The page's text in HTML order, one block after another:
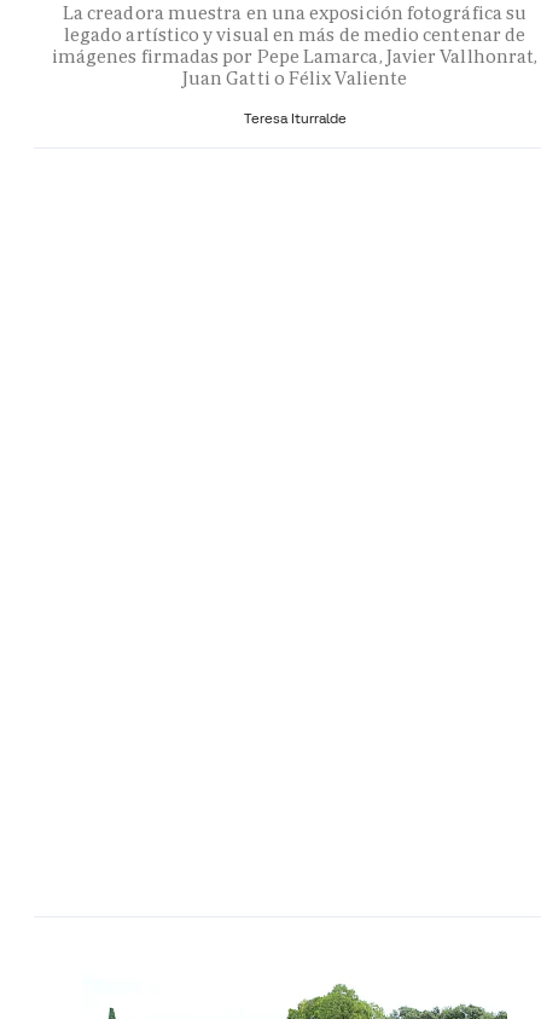
La creadora muestra en una exposición fotográfica su
legado artístico y visual en más de medio centenar de
imágenes firmadas por Pepe Lamarca, Javier Vallhonrat,
Juan Gatti o Félix Valiente
Teresa Iturralde